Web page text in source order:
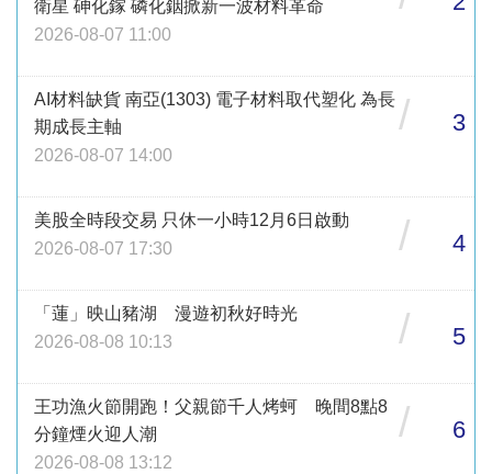
衛星 砷化鎵 磷化銦掀新一波材料革命
2026-08-07 11:00
AI材料缺貨 南亞(1303) 電子材料取代塑化 為長
期成長主軸
2026-08-07 14:00
/ 3
美股全時段交易 只休一小時12月6日啟動
2026-08-07 17:30
/ 4
「蓮」映山豬湖 漫遊初秋好時光
2026-08-08 10:13
/ 5
王功漁火節開跑！父親節千人烤蚵 晚間8點8
分鐘煙火迎人潮
2026-08-08 13:12
/ 6